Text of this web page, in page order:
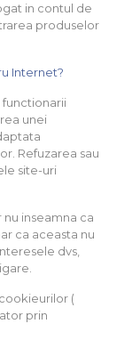
in contul de
produselor
Internet?
unei
Refuzarea sau
site-uri
inseamna ca
ca aceasta nu
dvs,
(
prin